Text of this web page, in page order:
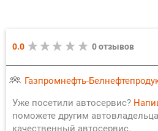
0.0 0 отзывов
Газпромнефть-
Уже посетили автосервис?
поможете другим
качественный автосервис.